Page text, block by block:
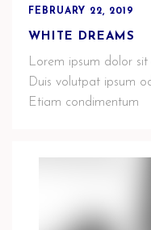
FEBRUARY 22, 2019
WHITE DREAMS
Lorem ipsum dolor
Duis volutpat ipsum
Etiam condimentum